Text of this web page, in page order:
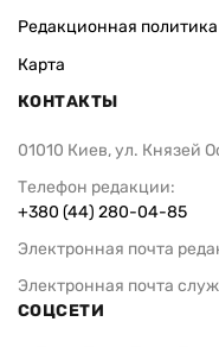
Редакционная политика
Карта
КОНТАКТЫ
01010 Киев, ул. Князей
Телефон редакции:
+380 (44) 280-04-85
Электронная почта
Электронная почта
СОЦСЕТИ